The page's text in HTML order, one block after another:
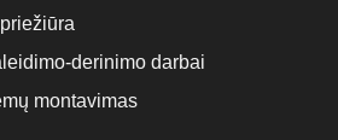
derinimo darbai
montavimas